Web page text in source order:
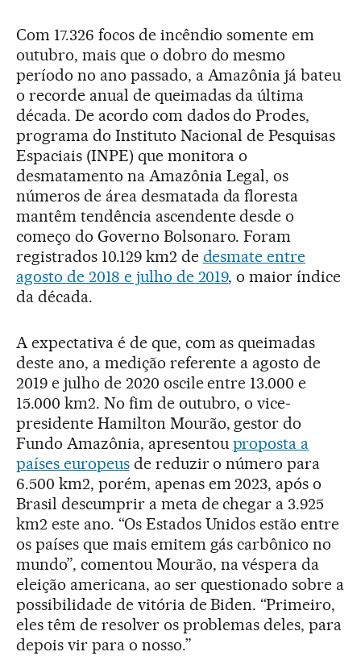
Com 17.326 focos de incêndio somente em
outubro, mais que o dobro do mesmo
período no ano passado, a Amazônia já bateu
o recorde anual de queimadas da última
década. De acordo com dados do Prodes,
programa do Instituto Nacional de Pesquisas
Espaciais (INPE) que monitora o
desmatamento na Amazônia Legal, os
números de área desmatada da floresta
mantêm tendência ascendente desde o
começo do Governo Bolsonaro. Foram
registrados 10.129 km2 de desmate entre
agosto de 2018 e julho de 2019, o maior índice
da década.
A expectativa é de que, com as queimadas
deste ano, a medição referente a agosto de
2019 e julho de 2020 oscile entre 13.000 e
15.000 km2. No fim de outubro, o vice-
presidente Hamilton Mourão, gestor do
Fundo Amazônia, apresentou proposta a
países europeusde reduzir o número para
6.500 km2, porém, apenas em 2023, após o
Brasil descumprir a meta de chegar a 3.925
km2 este ano. “Os Estados Unidos estão entre
os países que mais emitem gás carbônico no
mundo”, comentou Mourão, na véspera da
eleição americana, ao ser questionado sobre a
possibilidade de vitória de Biden. “Primeiro,
eles têm de resolver os problemas deles, para
depois vir para o nosso.”